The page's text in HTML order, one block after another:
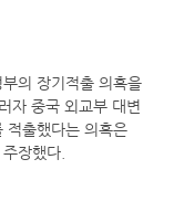
의 장기적출 의혹을
자 중국 외교부 대변
적출했다는 의혹은
장했다.